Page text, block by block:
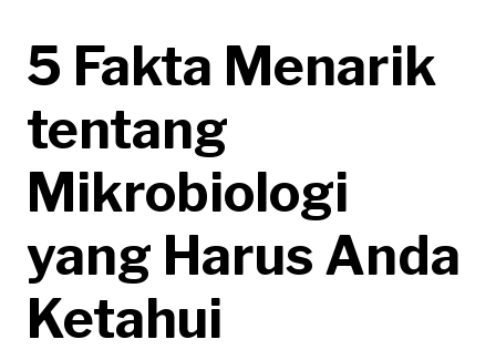
5 Fakta Menarik
tentang
Mikrobiologi
yang Harus Anda
Ketahui